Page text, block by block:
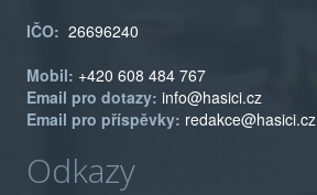
IČO: 26696240
Mobil: +420 608 484 767
Email pro dotazy: info@hasici.cz
Email pro příspěvky: redakce@hasici.cz
Odkazy